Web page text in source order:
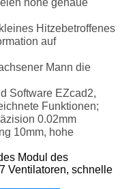
hohe genaue
Hitzebetroffenes
auf
Mann die
Software EZcad2,
Funktionen;
0.02mm
10mm, hohe
Modul des
Ventilatoren, schnelle